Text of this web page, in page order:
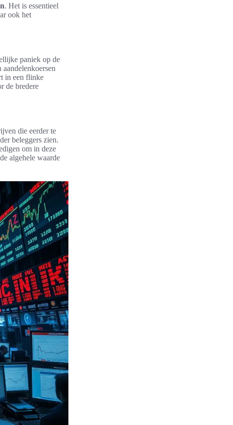
. Het is essentieel
ook het
paniek op de
in een flinke
de bredere
die eerder te
beleggers zien.
om in deze
algehele waarde